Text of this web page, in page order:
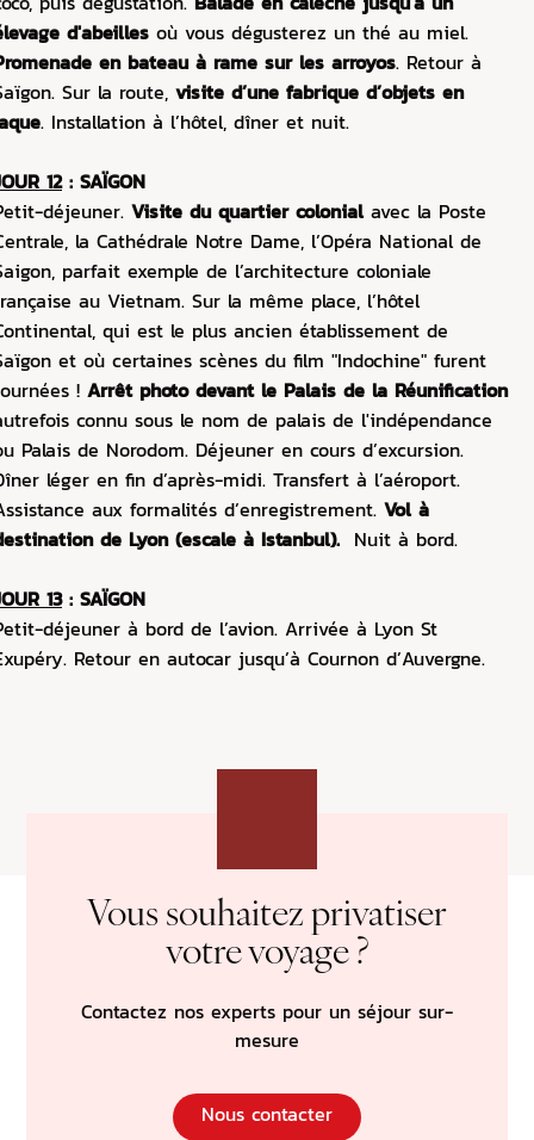
d'abeilles où vous dégusterez un thé au miel.
en bateau à rame sur les arroyos. Retour à
Sur la route, visite d’une fabrique d’objets en
. Installation à l’hôtel, dîner et nuit.
12: SAÏGON
déjeuner. Visite du quartier colonialavec la Poste
la Cathédrale Notre Dame, l’Opéra National de
parfait exemple de l’architecture coloniale
au Vietnam. Sur la même place, l’hôtel
qui est le plus ancien établissement de
et où certaines scènes du film "Indochine" furent
! Arrêt photo devant le Palais de la Réunification
connu sous le nom de palais de l'indépendance
Palais de Norodom. Déjeuner en cours d’excursion.
léger en fin d’après-midi. Transfert à l’aéroport.
aux formalités d’enregistrement. Vol à
de Lyon (escale à Istanbul). Nuit à bord.
13: SAÏGON
déjeuner à bord de l’avion. Arrivée à Lyon St
Retour en autocar jusqu’à Cournon d’Auvergne.
Vous souhaitez privatiser
votre voyage ?
Contactez nos experts pour un séjour sur-
mesure
Nous contacter